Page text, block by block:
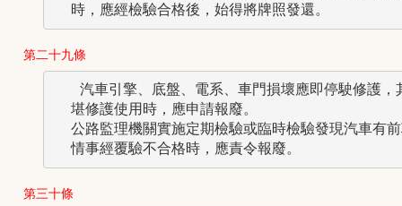
第二十九條
汽車引擎、底盤、電系、車門損壞應即停駛修護，
  堪修護使用時，應申請報廢。
公路監理機關實施定期檢驗或臨時檢驗發現汽車有
第三十條